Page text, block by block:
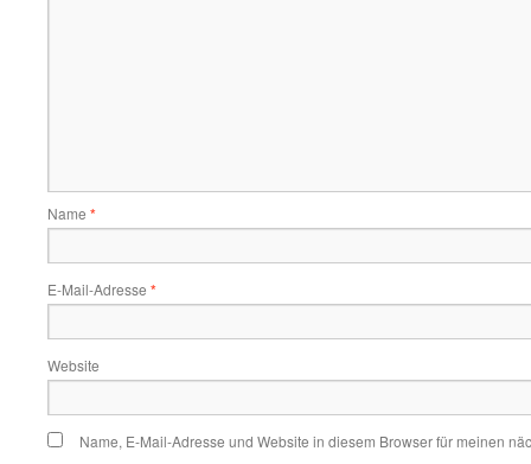
Name *
E-Mail-Adresse *
Website
Name, E-Mail-Adresse und Website in diesem Browser für meinen